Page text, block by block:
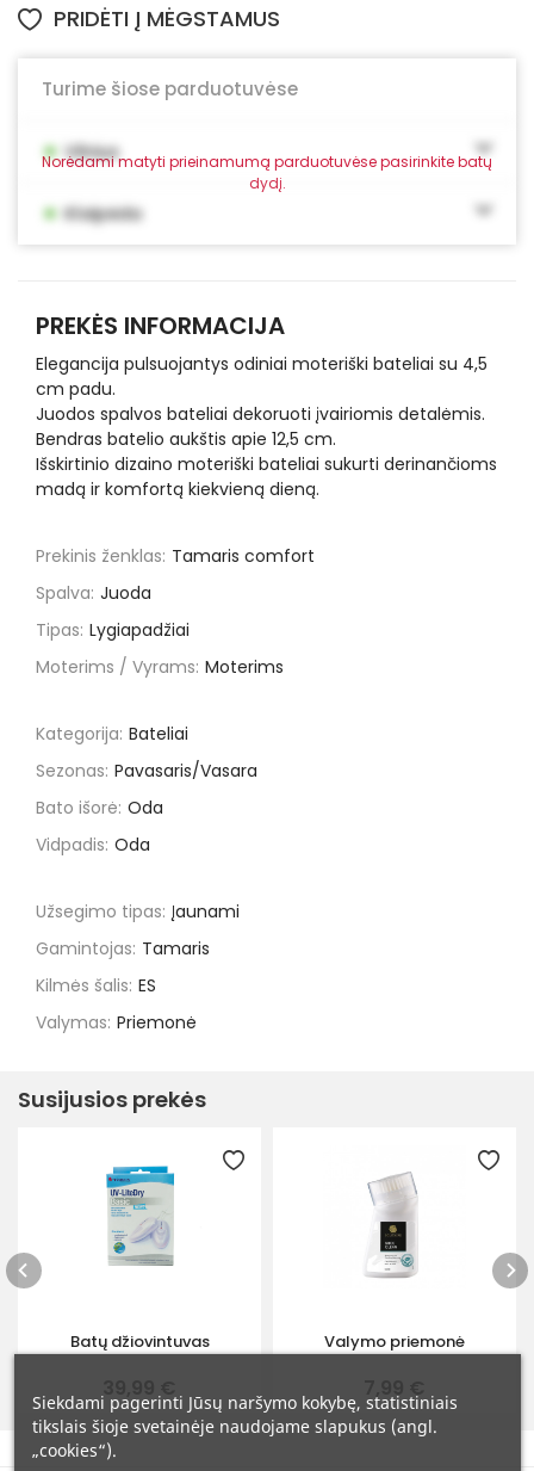
PRIDĖTI Į MĖGSTAMUS
Turime šiose parduotuvėse
Norėdami matyti prieinamumą parduotuvėse pasirinkite batų
dydį.
• Vilnius
• Klaipėda
PREKĖS INFORMACIJA
Elegancija pulsuojantys odiniai moteriški bateliai su 4,5
cm padu.
Juodos spalvos bateliai dekoruoti įvairiomis detalėmis.
Bendras batelio aukštis apie 12,5 cm.
Išskirtinio dizaino moteriški bateliai sukurti derinančioms
madą ir komfortą kiekvieną dieną.
Prekinis ženklas: Tamaris comfort
Spalva: Juoda
Tipas: Lygiapadžiai
Moterims / Vyrams: Moterims
Kategorija: Bateliai
Sezonas: Pavasaris/Vasara
Bato išorė: Oda
Vidpadis: Oda
Užsegimo tipas: Įaunami
Gamintojas: Tamaris
Kilmės šalis: ES
Valymas: Priemonė
Susijusios prekės
Batų džiovintuvas Valymo priemonė
Siekdami pagerinti Jūsų naršymo kokybę, statistiniais
tikslais šioje svetainėje naudojame slapukus (angl.
„cookies“).